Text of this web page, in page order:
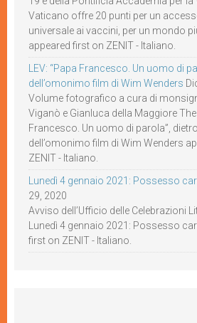
Vaticano offre 20 punti per un
universale ai vaccini, per un mondo
appeared first on ZENIT - Italiano.
LEV: “Papa Francesco. Un uomo di
dell’omonimo film di Wim Wenders
Volume fotografico a cura di
Viganò e Gianluca della Maggiore The
Francesco. Un uomo di parola”,
dell’omonimo film di Wim Wenders
ZENIT - Italiano.
Lunedì 4 gennaio 2021: Possesso
29, 2020
Avviso dell’Ufficio delle Celebrazioni
Lunedì 4 gennaio 2021: Possesso
first on ZENIT - Italiano.